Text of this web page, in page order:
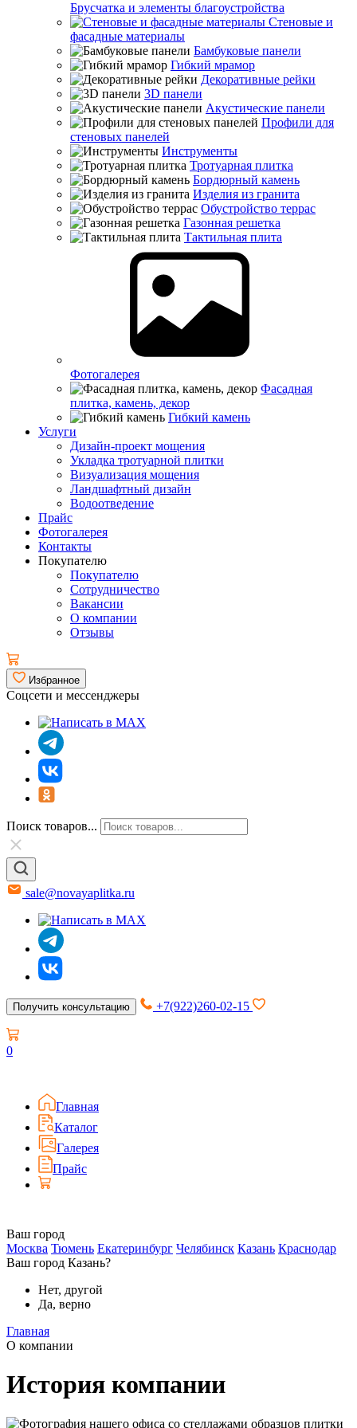
Брусчатка и элементы благоустройства
Стеновые и
фасадные материалы
Бамбуковые панели
Гибкий мрамор
Декоративные рейки
3D панели
Акустические панели
Профили для
стеновых панелей
Инструменты
Тротуарная плитка
Бордюрный камень
Изделия из гранита
Обустройство террас
Газонная решетка
Тактильная плита
Фотогалерея
Фасадная
плитка, камень, декор
Гибкий камень
Услуги
Дизайн-проект мощения
Укладка тротуарной плитки
Визуализация мощения
Ландшафтный дизайн
Водоотведение
Прайс
Фотогалерея
Контакты
Покупателю
Покупателю
Сотрудничество
Вакансии
О компании
Отзывы
Избранное
Соцсети и мессенджеры
Поиск товаров...
sale@novayaplitka.ru
Получить консультацию +7(922)260-02-15
0
Главная
Каталог
Галерея
Прайс
Ваш город
Москва Тюмень Екатеринбург Челябинск Казань Краснодар
Ваш город Казань?
Нет, другой
Да, верно
Главная
О компании
История компании